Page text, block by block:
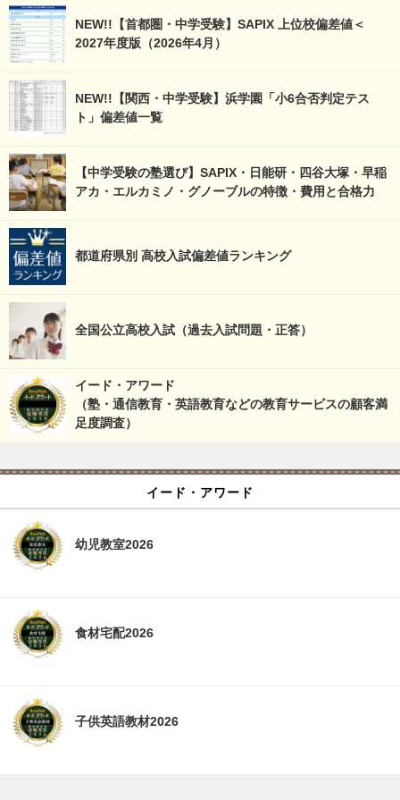
NEW!!【首都圏・中学受験】SAPIX 上位校偏差値＜
2027年度版（2026年4月）
NEW!!【関西・中学受験】浜学園「小6合否判定テス
ト」偏差値一覧
【中学受験の塾選び】SAPIX・日能研・四谷大塚・早稲
アカ・エルカミノ・グノーブルの特徴・費用と合格力
都道府県別 高校入試偏差値ランキング
全国公立高校入試（過去入試問題・正答）
イード・アワード
（塾・通信教育・英語教育などの教育サービスの顧客満
足度調査）
イード・アワード
幼児教室2026
食材宅配2026
子供英語教材2026